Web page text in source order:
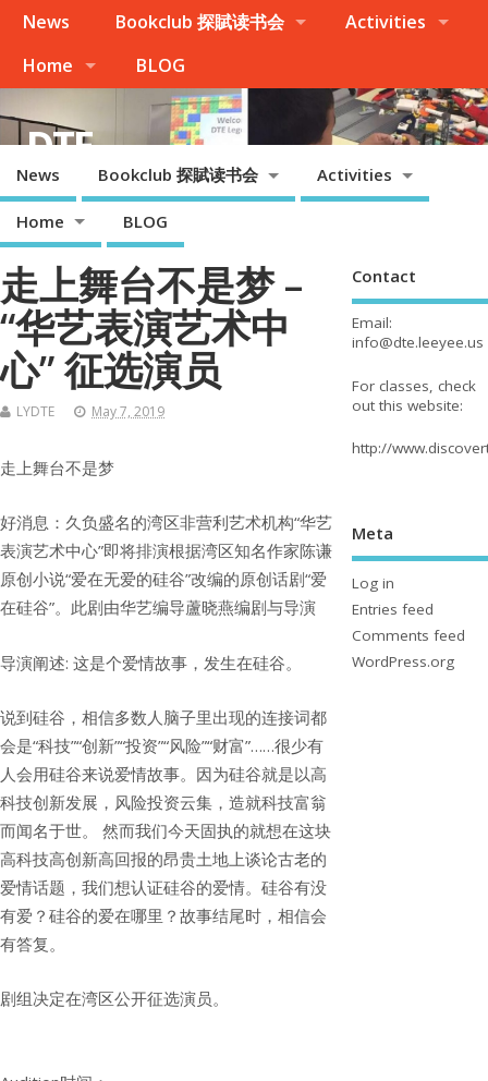
News Bookclub 探賦读书会
Activities
Home
BLOG
DTE
Palo Alto, Cupertino, Evergreen San Jose, Milpitas, Fremont/Newark
News Bookclub 探賦读书会 Activities
Home BLOG
走上舞台不是梦 –
“华艺表演艺术中
心” 征选演员
LYDTE May 7, 2019
走上舞台不是梦
好消息：久负盛名的湾区非营利艺术机构“华艺
表演艺术中心”即将排演根据湾区知名作家陈谦
原创小说“爱在无爱的硅谷”改编的原创话剧“爱
在硅谷”。此剧由华艺编导蘆晓燕编剧与导演
导演阐述: 这是个爱情故事，发生在硅谷。
说到硅谷，相信多数人脑子里出现的连接词都
会是“科技”“创新”“投资”“风险”“财富”……很少有
人会用硅谷来说爱情故事。因为硅谷就是以高
科技创新发展，风险投资云集，造就科技富翁
而闻名于世。 然而我们今天固执的就想在这块
高科技高创新高回报的昂贵土地上谈论古老的
爱情话题，我们想认证硅谷的爱情。硅谷有没
有爱？硅谷的爱在哪里？故事结尾时，相信会
有答复。
剧组决定在湾区公开征选演员。
Contact
Email:
info@dte.leeyee.us
For classes, check
out this website:
http://
Meta
Log in
Entries feed
Comments feed
WordPress.org